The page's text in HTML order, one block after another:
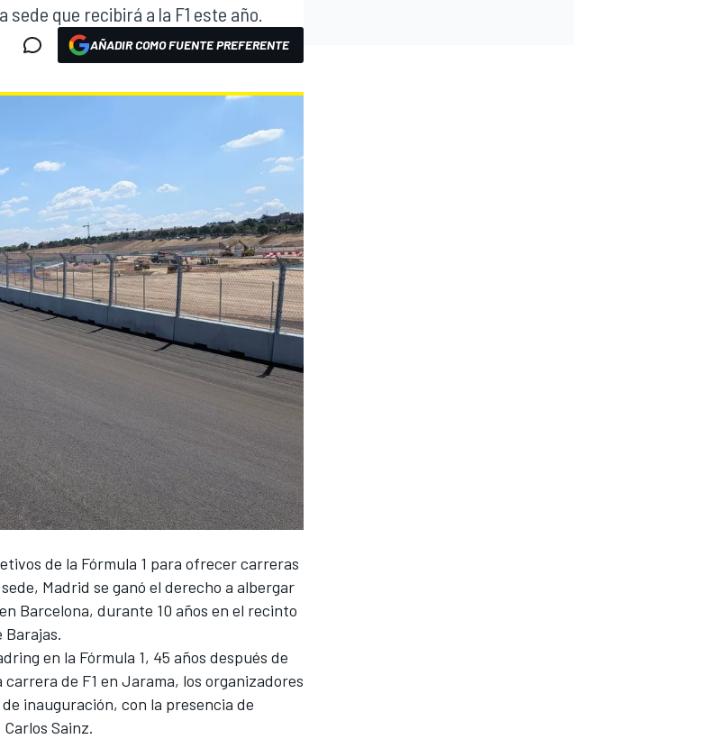
que recibirá a la F1 este año.
AÑADIR COMO FUENTE PREFERENTE
de la Fórmula 1 para ofrecer carreras
Madrid se ganó el derecho a albergar
Barcelona, ​​durante 10 años en el recinto
en la Fórmula 1, 45 años después de
de F1 en Jarama, los organizadores
inauguración, con la presencia de
Carlos Sainz.